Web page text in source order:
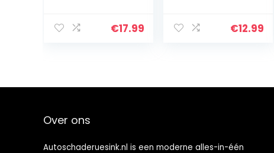
Bereik
€17.99
ichting,
weerstand…
€12.99
Over ons
Autoschaderuesink.nl is een moderne alles-in-één